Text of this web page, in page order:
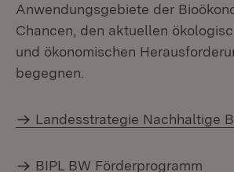
Anwendungsgebiete der
Chancen, den aktuellen
und ökonomischen
begegnen.
Landesstrategie Nachhaltige
BIPL BW Förderprogramm